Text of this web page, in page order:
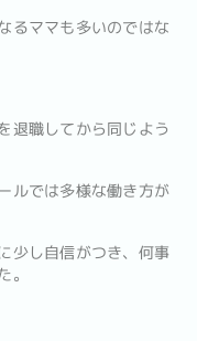
るママも多いのではな
退職してから同じよう
ルでは多様な働き方が
少し自信がつき、何事